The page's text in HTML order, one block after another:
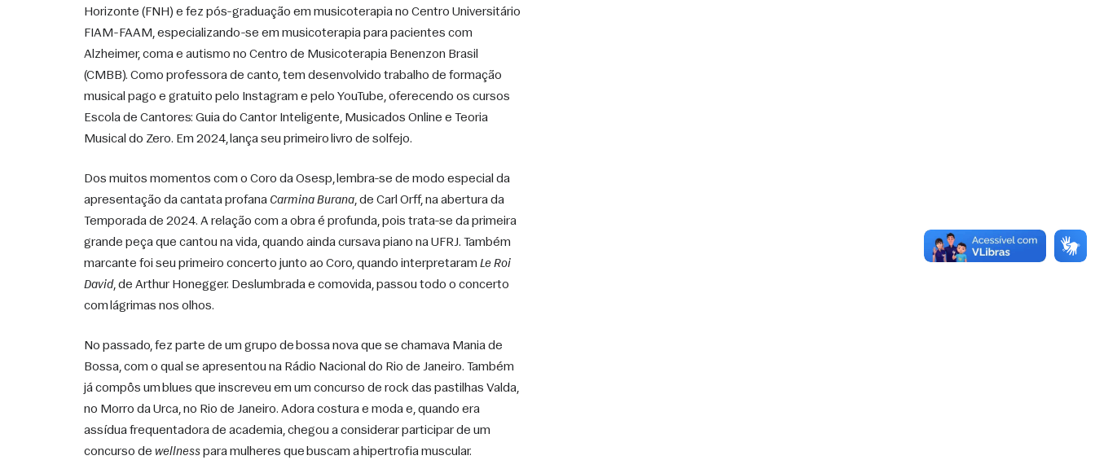
Horizonte (FNH) e fez pós-graduação em musicoterapia no Centro Universitário
FIAM-FAAM, especializando-se em musicoterapia para pacientes com
Alzheimer, coma e autismo no Centro de Musicoterapia Benenzon Brasil
(CMBB). Como professora de canto, tem desenvolvido trabalho de formação
musical pago e gratuito pelo Instagram e pelo YouTube, oferecendo os cursos
Escola de Cantores: Guia do Cantor Inteligente, Musicados Online e Teoria
Musical do Zero. Em 2024, lança seu primeiro livro de solfejo.
Dos muitos momentos com o Coro da Osesp, lembra-se de modo especial da
apresentação da cantata profana Carmina Burana, de Carl Orff, na abertura da
Temporada de 2024. A relação com a obra é profunda, pois trata-se da primeira
grande peça que cantou na vida, quando ainda cursava piano na UFRJ. Também
marcante foi seu primeiro concerto junto ao Coro, quando interpretaram Le Roi
David, de Arthur Honegger. Deslumbrada e comovida, passou todo o concerto
com lágrimas nos olhos.
No passado, fez parte de um grupo de bossa nova que se chamava Mania de
Bossa, com o qual se apresentou na Rádio Nacional do Rio de Janeiro. Também
já compôs um blues que inscreveu em um concurso de rock das pastilhas Valda,
no Morro da Urca, no Rio de Janeiro. Adora costura e moda e, quando era
assídua frequentadora de academia, chegou a considerar participar de um
concurso de wellness para mulheres que buscam a hipertrofia muscular.